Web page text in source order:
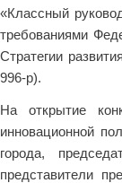
«Классный
требованиями
Стратегии
996-р).
На открытие
инновационной
города,
представители